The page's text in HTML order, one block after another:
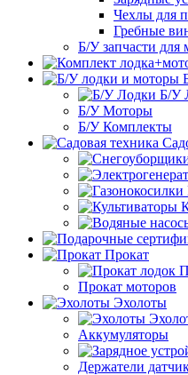
Чехлы для
Гребные
Б/У запчасти для
Б/У
Б/У Моторы
Б/У Комплекты
Прокат
Прокат моторов
Эхолоты
Аккумуляторы
Держатели